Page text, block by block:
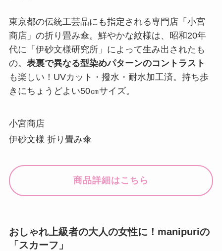
東京都の伝統工芸品にも指定される専門店「小宮
商店」の折り畳み傘。鮮やかな紋様は、昭和20年
代に「伊砂文様研究所」によって生み出されたも
の。 表裏で異なる型染めパターンのコントラスト
も楽しい！UVカット・撥水・耐水加工済。持ち歩
きにちょうどよい50㎝サイズ。
小宮商店
伊砂文様 折り畳み傘
商品詳細はこちら
おしゃれ上級者の大人の女性に！manipuriの
「スカーフ」